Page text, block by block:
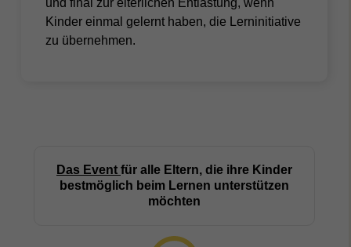
und final zurelterlichen Entlastung,wenn
Kinder einmal gelernt haben, die Lerninitiative
zu übernehmen.
Das Event für alle Eltern, die ihre Kinder
bestmöglich beim Lernen unterstützen
möchten